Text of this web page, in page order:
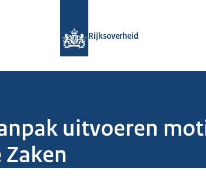
Rijksoverheid
uitvoeren